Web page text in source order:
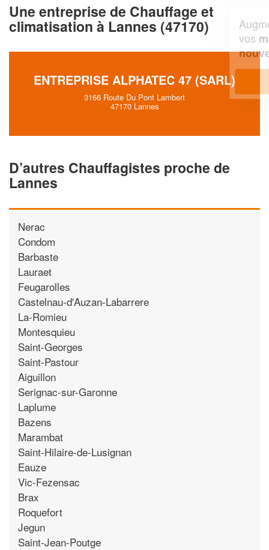
Une entreprise de Chauffage et
climatisation à Lannes (47170)
ENTREPRISE ALPHATEC 47 (SARL)
3166 Route Du Pont Lambert
47170 Lannes
D’autres Chauffagistes proche de
Lannes
Nerac
Condom
Barbaste
Lauraet
Feugarolles
Castelnau-d'Auzan-Labarrere
La-Romieu
Montesquieu
Saint-Georges
Saint-Pastour
Aiguillon
Serignac-sur-Garonne
Laplume
Bazens
Marambat
Saint-Hilaire-de-Lusignan
Eauze
Vic-Fezensac
Brax
Roquefort
Jegun
Saint-Jean-Poutge
Augmentez votrechiffre d'affaireset
tout en gagnant de
nouveaux clients!
En savoir plus